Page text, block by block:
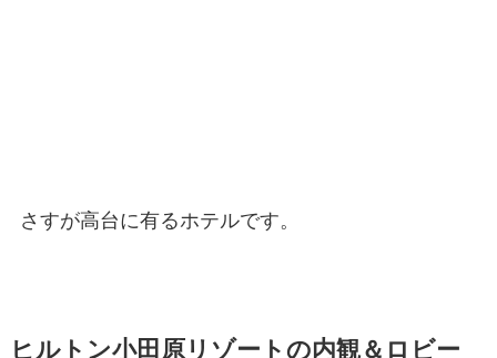
さすが高台に有るホテルです。
ヒルトン小田原リゾートの内観＆ロビー